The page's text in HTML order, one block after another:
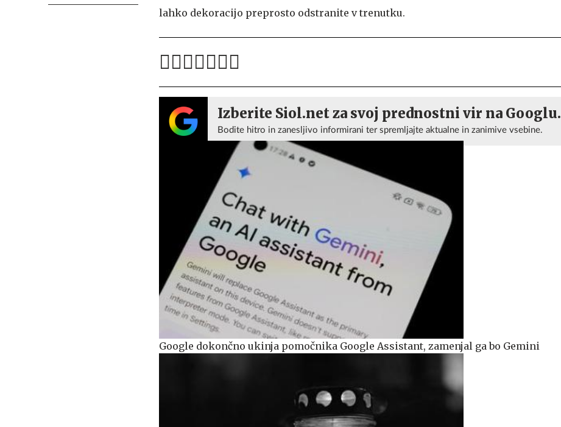
lahko dekoracijo preprosto odstranite v trenutku.
Izberite Siol.net za svoj prednostni vir na Googlu.
Bodite hitro in zanesljivo informirani ter spremljajte aktualne in zanimive vsebine.
Google dokončno ukinja pomočnika Google Assistant, zamenjal ga bo Gemini